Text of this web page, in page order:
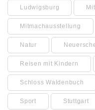
Ludwigsburg
Mitmachausstellung
Natur
Reisen mit Kindern
Schloss Waldenbuch
Sport Stuttgart